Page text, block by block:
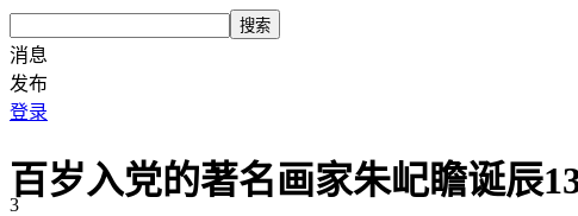
搜索
消息
发布
登录
3
百岁入党的著名画家朱屺瞻诞辰